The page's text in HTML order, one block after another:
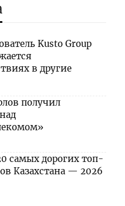
Kusto Group
в другие
получил
самых дорогих топ-
Казахстана — 2026